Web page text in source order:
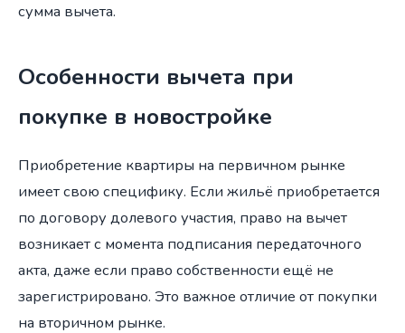
сумма вычета.
Особенности вычета при
покупке в новостройке
Приобретение квартиры на первичном рынке
имеет свою специфику. Если жильё приобретается
по договору долевого участия, право на вычет
возникает с момента подписания передаточного
акта, даже если право собственности ещё не
зарегистрировано. Это важное отличие от покупки
на вторичном рынке.